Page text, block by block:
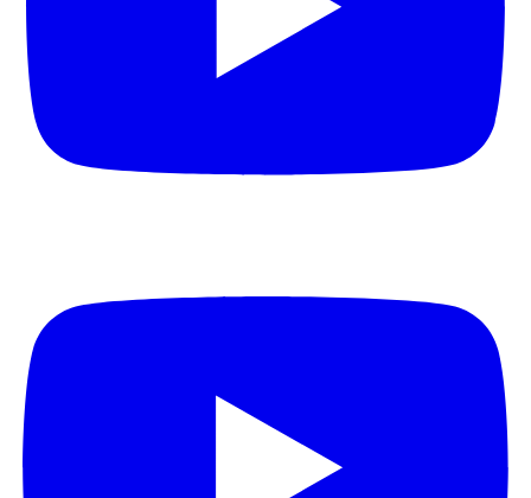
Schwächen vorhält. Volpone wurde 1606 im Globe
Theatre in London von Shakespeares
Theatertruppe, den King’s Men, uraufgeführt. Es
zählt zu Jonsons erfolgreichsten Stücken und
wurde vielfach adaptiert. Der Superreiche und seine
Parasiten – ein ewig wiederkehrender Wettkampf